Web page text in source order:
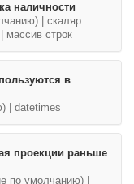
наличности
| скаляр
массив строк
в
| datetimes
проекции раньше
по умолчанию) |